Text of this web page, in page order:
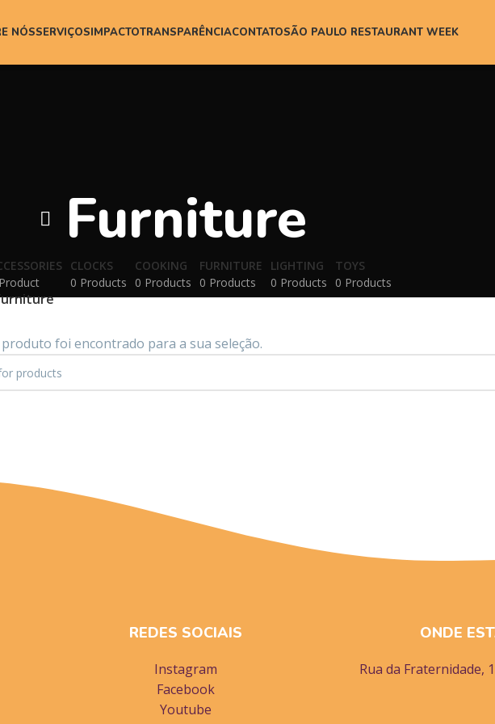
NÓSSERVIÇOSIMPACTOTRANSPARÊNCIACONTATOSÃO PAULO RESTAURANT WEEK
Furniture
CLOCKS
0 Products
COOKING
0 Products
FURNITURE
0 Products
LIGHTING
0 Products
TOYS
0 Products
foi encontrado para a sua seleção.
REDES SOCIAIS
Instagram
Facebook
Youtube
ONDE
Rua da Fraternidade,